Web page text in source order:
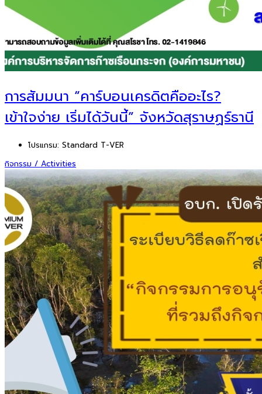
การสัมมนา “คาร์บอนเครดิตคืออะไร?
เข้าใจง่าย เริ่มได้วันนี้” จังหวัดสุราษฏร์ธานี
โปรแกรม: Standard T-VER
กิจกรรม / Activities